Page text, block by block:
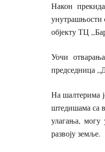
Након
унутрашњости
објекту ТЦ
Уочи
председница
На шалтерима
штедишама са
улагања, могу
развоју земље.